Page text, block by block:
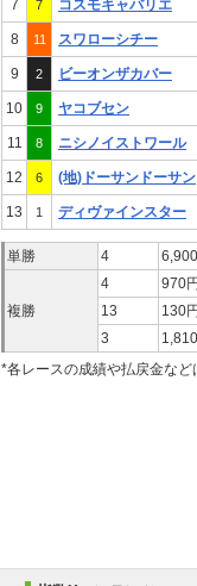
7 7 コスモキャバリエ
8 11 スワローシチー
9 2 ビーオンザカバー
10 9 ヤコブセン
11 8 ニシノイストワール
12 6 (地)ドーサンドーサン
13 1 ディヴァインスター
単勝 4
複勝
4
970円
13
130円
3
*各レースの成績や払戻金など